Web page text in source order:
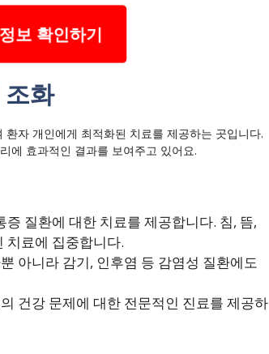
보 확인하기
화
자 개인에게 최적화된 치료를 제공하는 곳입니다.
에 효과적인 결과를 보여주고 있어요.
질환에 대한 치료를 제공합니다. 침, 뜸,
치료에 집중합니다.
아니라 감기, 인후염 등 감염성 질환에도
건강 문제에 대한 전문적인 진료를 제공하